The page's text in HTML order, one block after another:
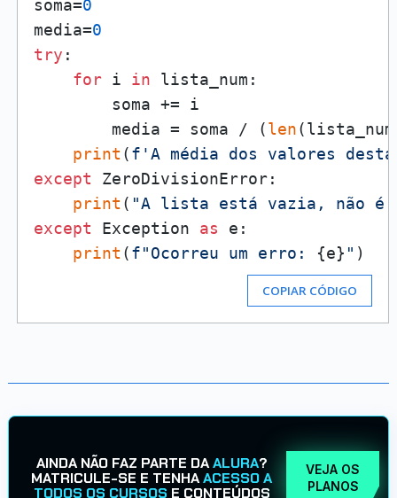
soma=0
media=0
try :
for i in lista_num:
        soma += i
        media = soma / (
len
print (f'A média dos valores
except ZeroDivisionError:
print ( "A lista está vazia, não é
except Exception as e:
print (f"Ocorreu um erro: {e} "
COPIAR CÓDIGO
AINDA NÃO FAZ PARTE DAALURA?
MATRICULE-SE E TENHAACESSO A
TODOS OS CURSOS E CONTEÚDOS
VEJA OS
PLANOS